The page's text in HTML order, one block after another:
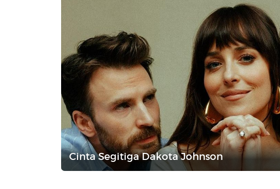
Cinta Segitiga Dakota Johnson